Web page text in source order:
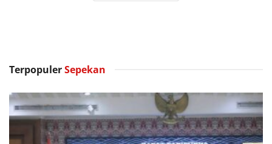
TerpopulerSepekan